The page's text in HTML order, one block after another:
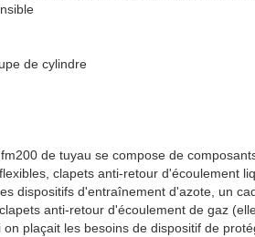
de cylindre
de tuyau se compose de
clapets anti-retour d'écoulement
dispositifs d'entraînement d'azote, un
anti-retour d'écoulement de gaz
plaçait les besoins de dispositif de